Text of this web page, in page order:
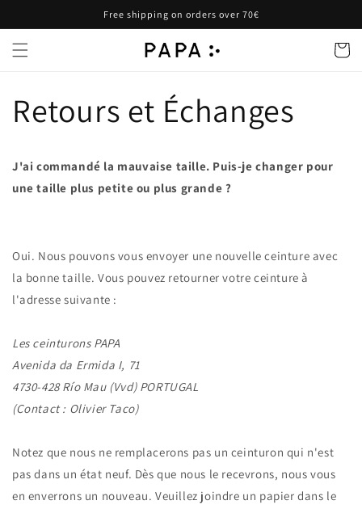
au
contenu
Free shipping on orders over 70€
Panier
Retours et Échanges
J'ai commandé la mauvaise taille. Puis-je changer pour
une taille plus petite ou plus grande ?
Oui. Nous pouvons vous envoyer une nouvelle ceinture avec
la bonne taille. Vous pouvez retourner votre ceinture à
l'adresse suivante :
Les ceinturons PAPA
Avenida da Ermida I, 71
4730-428 Río Mau (Vvd) PORTUGAL
(Contact : Olivier Taco)
Notez que nous ne remplacerons pas un ceinturon qui n'est
pas dans un état neuf. Dès que nous le recevrons, nous vous
en enverrons un nouveau. Veuillez joindre un papier dans le